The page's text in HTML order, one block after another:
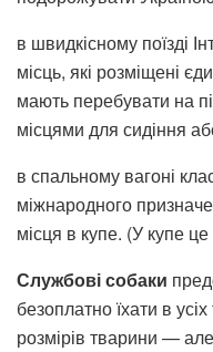
в швидкісному поїзді
місць, які розміщені
мають перебувати на
місцями для сидіння
в спальному вагоні
міжнародного
місця в купе. (У купе
Службові собаки
безоплатно їхати в
розмірів тварини —